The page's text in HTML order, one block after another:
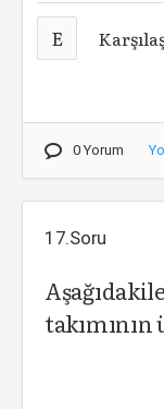
E
0 Yorum
17.Soru